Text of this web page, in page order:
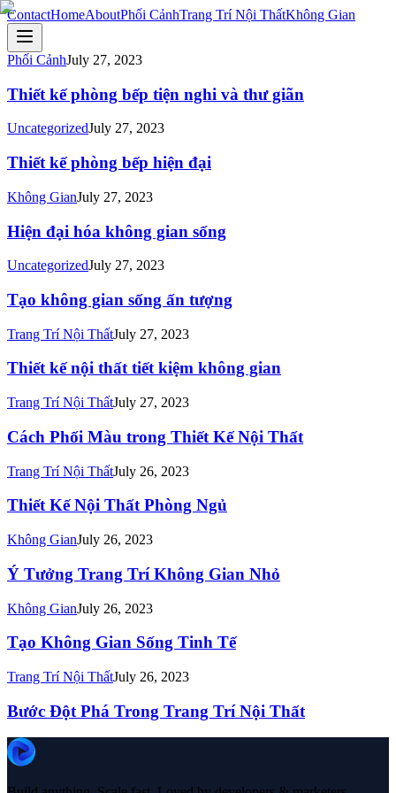
ContactHomeAboutPhối CảnhTrang Trí Nội ThấtKhông Gian
Phối CảnhJuly 27, 2023
Thiết kế phòng bếp tiện nghi và thư giãn
UncategorizedJuly 27, 2023
Thiết kế phòng bếp hiện đại
Không GianJuly 27, 2023
Hiện đại hóa không gian sống
UncategorizedJuly 27, 2023
Tạo không gian sống ấn tượng
Trang Trí Nội ThấtJuly 27, 2023
Thiết kế nội thất tiết kiệm không gian
Trang Trí Nội ThấtJuly 27, 2023
Cách Phối Màu trong Thiết Kế Nội Thất
Trang Trí Nội ThấtJuly 26, 2023
Thiết Kế Nội Thất Phòng Ngủ
Không GianJuly 26, 2023
Ý Tưởng Trang Trí Không Gian Nhỏ
Không GianJuly 26, 2023
Tạo Không Gian Sống Tinh Tế
Trang Trí Nội ThấtJuly 26, 2023
Bước Đột Phá Trong Trang Trí Nội Thất